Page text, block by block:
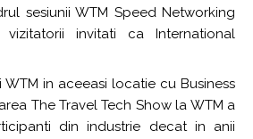
sesiunii WTM Speed Networking
vizitatorii invitati ca International
in aceeasi locatie cu Business
The Travel Tech Show la WTM a
din industrie decat in anii